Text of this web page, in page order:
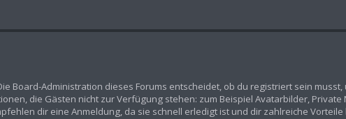
Board-Administration dieses Forums entscheidet, ob du registriert sein
die Gästen nicht zur Verfügung stehen: zum Beispiel Avatarbilder,
dir eine Anmeldung, da sie schnell erledigt ist und dir zahlreiche Vorteile